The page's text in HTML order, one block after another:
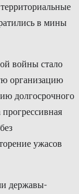
в мины
войны стало
организацию
долгосрочного
ужасов
державы-